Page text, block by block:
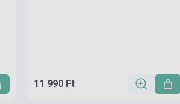
11 990 Ft